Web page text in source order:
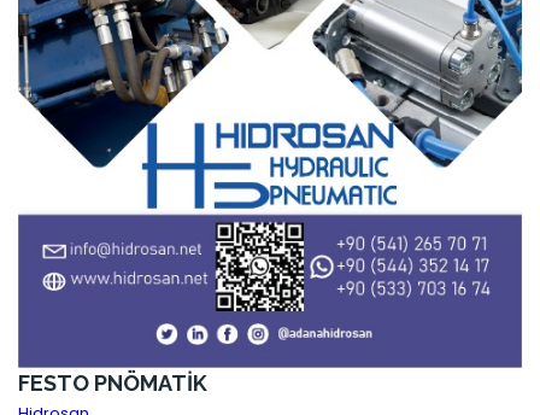
FESTO PNÖMATİK